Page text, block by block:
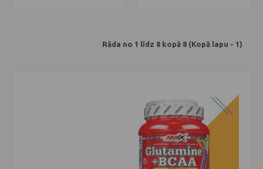
Rāda no 1 līdz 8 kopā 8 (Kopā lapu - 1)